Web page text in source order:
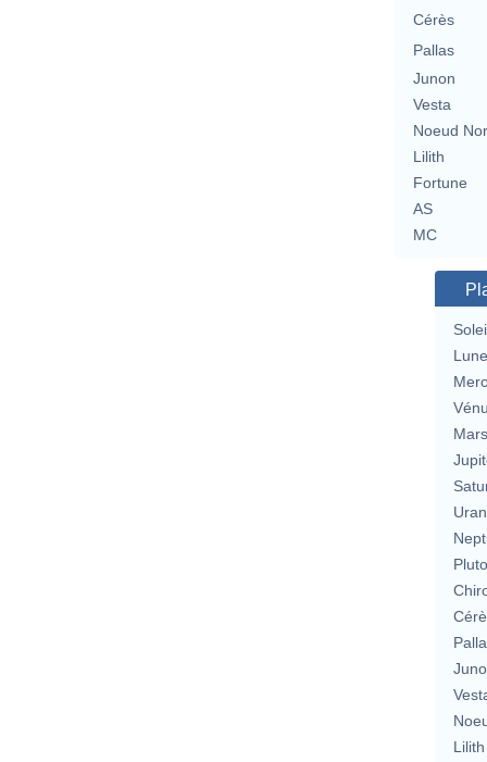
Cérès
Pallas
Junon
Vesta
Noeud
Lilith
Fortune
AS
MC
Lune
Mars
Lilith